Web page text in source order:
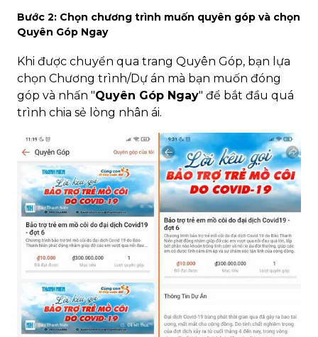
Bước 2: Chọn chương trình muốn quyên góp và chọn
Quyên Góp Ngay
Khi được chuyển qua trang Quyên Góp, bạn lựa
chọn Chương trình/Dự án mà bạn muốn đóng
góp và nhấn "Quyên Góp Ngay" để bắt đầu quá
trình chia sẻ lòng nhân ái.